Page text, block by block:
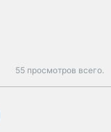
55 просмотров всего.